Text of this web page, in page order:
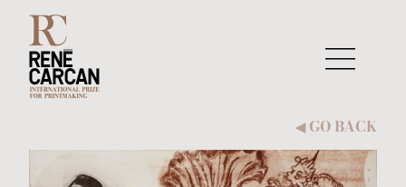
◀︎ GO BACK